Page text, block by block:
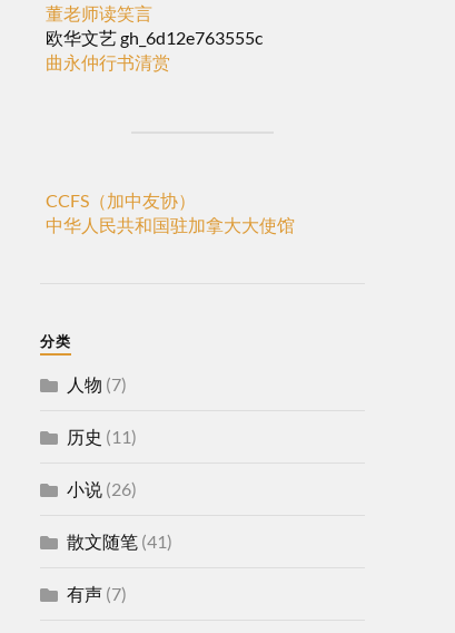
董老师读笑言
欧华文艺 gh_6d12e763555c
曲永仲行书清赏
CCFS（加中友协）
中华人民共和国驻加拿大大使馆
分类
人物 (7)
历史 (11)
小说(26)
散文随笔(41)
有声(7)